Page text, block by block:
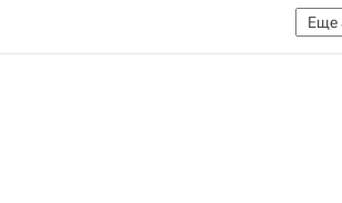
Еще
Курумоч (аэропорт)